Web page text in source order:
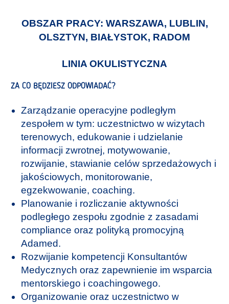
OBSZAR PRACY: WARSZAWA, LUBLIN,
OLSZTYN, BIAŁYSTOK, RADOM
LINIA OKULISTYCZNA
ZA CO BĘDZIESZ ODPOWIADAĆ?
Zarządzanie operacyjne podległym
zespołem w tym: uczestnictwo w wizytach
terenowych, edukowanie i udzielanie
informacji zwrotnej, motywowanie,
rozwijanie, stawianie celów sprzedażowych i
jakościowych, monitorowanie,
egzekwowanie, coaching.
Planowanie i rozliczanie aktywności
podległego zespołu zgodnie z zasadami
compliance oraz polityką promocyjną
Adamed.
Rozwijanie kompetencji Konsultantów
Medycznych oraz zapewnienie im wsparcia
mentorskiego i coachingowego.
Organizowanie oraz uczestnictwo w